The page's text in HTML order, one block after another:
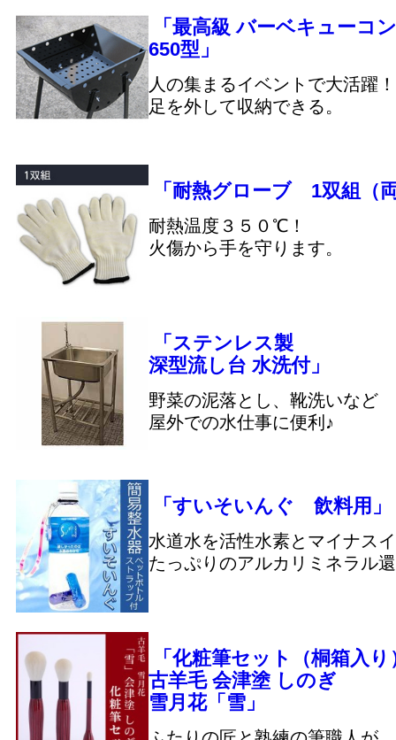
「最高級 バーベキューコ
650型」
人の集まるイベントで大活躍！
足を外して収納できる。
「耐熱グローブ 1双組（
耐熱温度３５０℃！
火傷から手を守ります。
「ステンレス製
深型流し台 水洗付」
野菜の泥落とし、靴洗いなど
屋外での水仕事に便利♪
「すいそいんぐ 飲料用」
水道水を活性水素とマイナス
たっぷりのアルカリミネラル
「化粧筆セット（桐箱入り
古羊毛 会津塗 しのぎ
雪月花「雪」